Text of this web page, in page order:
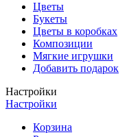
Цветы
Букеты
Цветы в коробках
Композиции
Мягкие игрушки
Добавить подарок
Настройки
Настройки
Корзина